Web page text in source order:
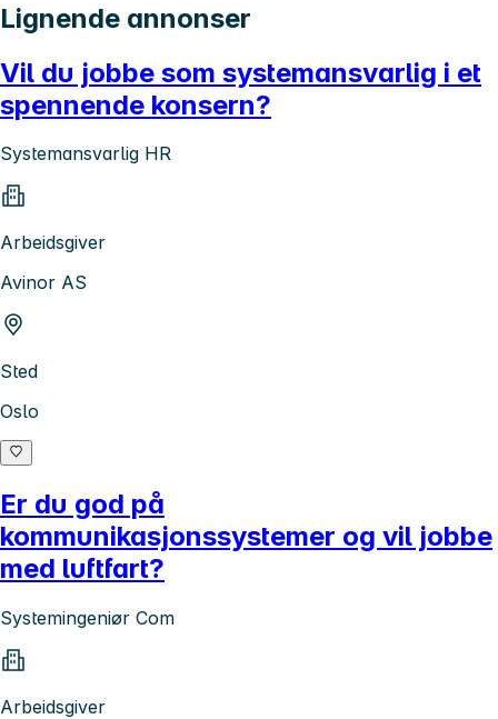
Lignende annonser
Vil du jobbe som systemansvarlig i et
spennende konsern?
Systemansvarlig HR
Arbeidsgiver
Avinor AS
Sted
Oslo
Er du god på
kommunikasjonssystemer og vil jobbe
med luftfart?
Systemingeniør Com
Arbeidsgiver